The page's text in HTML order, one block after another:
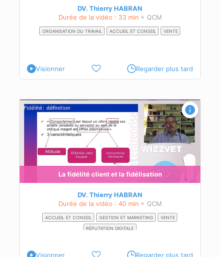
DV. Thierry HABRAN
Durée de la vidéo : 33 min + QCM
ORGANISATION DU TRAVAIL ACCUEIL ET CONSEIL VENTE
Visionner Regarder plus tard
La fidélité client et la fidélisation
DV. Thierry HABRAN
Durée de la vidéo : 40 min + QCM
ACCUEIL ET CONSEIL GESTION ET MARKETING
VENTE
RÉPUTATION DIGITALE
Visionner Regarder plus tard